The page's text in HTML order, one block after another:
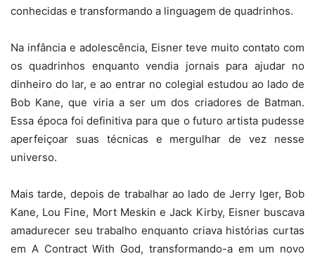
conhecidas e transformando a linguagem de quadrinhos.
Na infância e adolescência, Eisner teve muito contato com
os quadrinhos enquanto vendia jornais para ajudar no
dinheiro do lar, e ao entrar no colegial estudou ao lado de
Bob Kane, que viria a ser um dos criadores de Batman.
Essa época foi definitiva para que o futuro artista pudesse
aperfeiçoar suas técnicas e mergulhar de vez nesse
universo.
Mais tarde, depois de trabalhar ao lado de Jerry Iger, Bob
Kane, Lou Fine, Mort Meskin e Jack Kirby, Eisner buscava
amadurecer seu trabalho enquanto criava histórias curtas
em A Contract With God, transformando-a em um novo